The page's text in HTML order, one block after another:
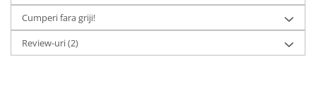
Cumperi fara griji!
Review-uri(2)